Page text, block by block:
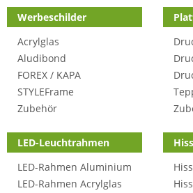
Werbeschilder
Acrylglas
Aludibond
FOREX / KAPA
STYLEFrame
Zubehör
LED-Leuchtrahmen
LED-Rahmen Aluminium
LED-Rahmen Acrylglas